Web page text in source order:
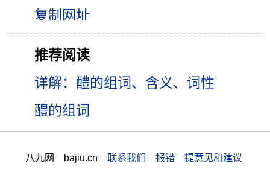
推荐阅读
详解：醴的组词、含义、词性
醴的组词
八九网 bajiu.cn 联系我们 报错 提意见和建议